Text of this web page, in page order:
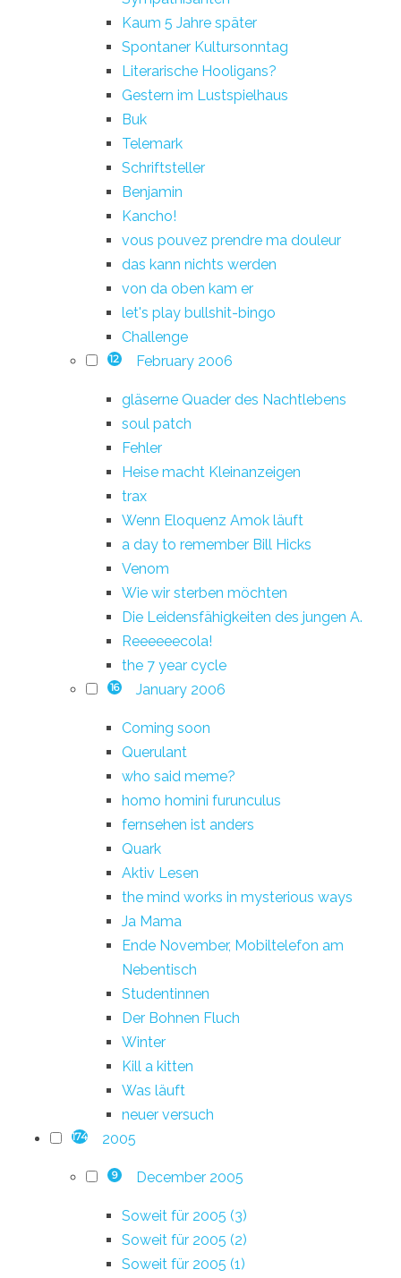
Kaum 5 Jahre später
Spontaner Kultursonntag
Literarische Hooligans?
Gestern im Lustspielhaus
Buk
Telemark
Schriftsteller
Benjamin
Kancho!
vous pouvez prendre ma douleur
das kann nichts werden
von da oben kam er
let's play bullshit-bingo
Challenge
12 February 2006
gläserne Quader des Nachtlebens
soul patch
Fehler
Heise macht Kleinanzeigen
trax
Wenn Eloquenz Amok läuft
a day to remember Bill Hicks
Venom
Wie wir sterben möchten
Die Leidensfähigkeiten des jungen A.
Reeeeeecola!
the 7 year cycle
16 January 2006
Coming soon
Querulant
who said meme?
homo homini furunculus
fernsehen ist anders
Quark
Aktiv Lesen
the mind works in mysterious ways
Ja Mama
Ende November, Mobiltelefon am
Nebentisch
Studentinnen
Der Bohnen Fluch
Winter
Kill a kitten
Was läuft
neuer versuch
174 2005
9 December 2005
Soweit für 2005 (3)
Soweit für 2005 (2)
Soweit für 2005 (1)